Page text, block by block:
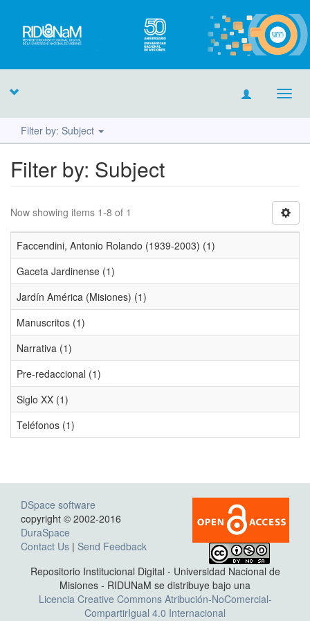
Filter by: Subject
Filter by: Subject
Now showing items 1-8 of 1
Faccendini, Antonio Rolando (1939-2003) (1)
Gaceta Jardinense (1)
Jardín América (Misiones) (1)
Manuscritos (1)
Narrativa (1)
Pre-redaccional (1)
Siglo XX (1)
Teléfonos (1)
DSpace software
copyright © 2002-2016
DuraSpace
Contact Us | Send Feedback
Repositorio Institucional Digital - Universidad Nacional de
Misiones - RIDUNaM se distribuye bajo una
Licencia Creative Commons Atribución-NoComercial-
CompartirIgual 4.0 Internacional